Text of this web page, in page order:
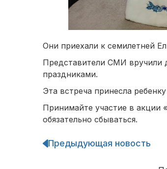
Они приехали к семилетней
Представители СМИ вручили
праздниками.
Эта встреча принесла
Принимайте участие в акции
обязательно сбываться.
Навигация
Предыдующая новость